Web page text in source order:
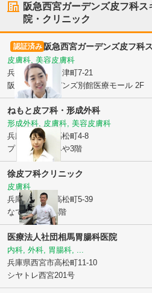
阪急西宮ガーデンズ皮フ科ス
院・クリニック
認証済み 阪急西宮ガーデンズ皮フ科
皮膚科, 美容皮膚科
兵庫県西宮市
深津町7-21
阪急西宮ガーデンズ別館医療モール 2F
ねもと皮フ科・形成外科
形成外科, 皮膚科, 美容皮膚科
兵庫県西宮市
高松町4-8
プレラにしのみや3階
徐皮フ科クリニック
皮膚科
兵庫県西宮市
高松町5-39
なでしこビル4階
医療法人社団相馬胃腸科医院
内科, 外科, 胃腸科, ...
兵庫県西宮市高松町11-10
シヤトレ西宮201号